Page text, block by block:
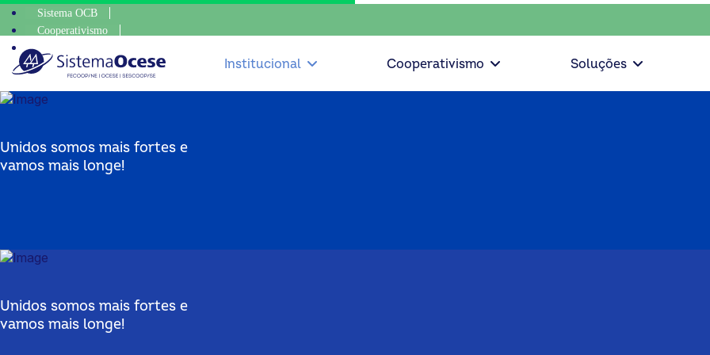
Sistema OCB
Cooperativismo
SomosCoop
escolha consciente, escolha o coop • escolha consciente,
Institucional Cooperativismo Soluções
Unidos somos mais fortes e
vamos mais longe!
Unidos somos mais fortes e
vamos mais longe!